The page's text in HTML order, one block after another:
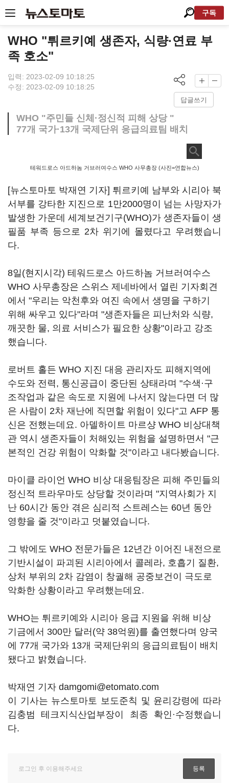
구독
WHO "튀르키예 생존자, 식량·연료 부
족 호소"
입력: 2023-02-09 10:18:25
수정: 2023-02-09 10:18:25
답글쓰기
WHO "주민들 신체·정신적 피해 상당 "
77개 국가·13개 국제단위 응급의료팀 배치
테워드로스 아드하놈 거브러여수스 WHO 사무총장 (사진=연합뉴스)
[뉴스토마토 박재연 기자] 튀르키예 남부와 시리아 북
서부를 강타한 지진으로 1만2000명이 넘는 사망자가
발생한 가운데 세계보건기구(WHO)가 생존자들이 생
필품 부족 등으로 2차 위기에 몰렸다고 우려했습니
다.
8일(현지시각) 테워드로스 아드하놈 거브러여수스
WHO 사무총장은 스위스 제네바에서 열린 기자회견
에서 "우리는 악천후와 여진 속에서 생명을 구하기
위해 싸우고 있다"라며 "생존자들은 피난처와 식량,
깨끗한 물, 의료 서비스가 필요한 상황"이라고 강조
했습니다.
로버트 홀든 WHO 지진 대응 관리자도 피해지역에
수도와 전력, 통신공급이 중단된 상태라며 "수색·구
조작업과 같은 속도로 지원에 나서지 않는다면 더 많
은 사람이 2차 재난에 직면할 위험이 있다"고 AFP 통
신은 전했는데요. 아델하이트 마르샹 WHO 비상대책
관 역시 생존자들이 처해있는 위험을 설명하면서 "근
본적인 건강 위험이 악화할 것"이라고 내다봤습니다.
마이클 라이언 WHO 비상 대응팀장은 피해 주민들의
정신적 트라우마도 상당할 것이라며 "지역사회가 지
난 60시간 동안 겪은 심리적 스트레스는 60년 동안
영향을 줄 것"이라고 덧붙였습니다.
그 밖에도 WHO 전문가들은 12년간 이어진 내전으로
기반시설이 파괴된 시리아에서 콜레라, 호흡기 질환,
상처 부위의 2차 감염이 창궐해 공중보건이 극도로
악화한 상황이라고 우려했는데요.
WHO는 튀르키예와 시리아 응급 지원을 위해 비상
기금에서 300만 달러(약 38억원)를 출연했다며 양국
에 77개 국가와 13개 국제단위의 응급의료팀이 배치
됐다고 밝혔습니다.
박재연 기자 damgomi@etomato.com
이 기사는 뉴스토마토 보도준칙 및 윤리강령에 따라
김충범 테크지식산업부장이 최종 확인·수정했습니
다.